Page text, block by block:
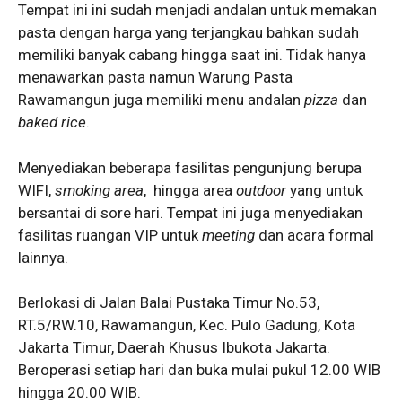
Tempat ini ini sudah menjadi andalan untuk memakan
pasta dengan harga yang terjangkau bahkan sudah
memiliki banyak cabang hingga saat ini. Tidak hanya
menawarkan pasta namun Warung Pasta
Rawamangun juga memiliki menu andalan pizza dan
baked rice.
Menyediakan beberapa fasilitas pengunjung berupa
WIFI, smoking area, hingga area outdoor yang untuk
bersantai di sore hari. Tempat ini juga menyediakan
fasilitas ruangan VIP untuk meeting dan acara formal
lainnya.
Berlokasi di Jalan Balai Pustaka Timur No.53,
RT.5/RW.10, Rawamangun, Kec. Pulo Gadung, Kota
Jakarta Timur, Daerah Khusus Ibukota Jakarta.
Beroperasi setiap hari dan buka mulai pukul 12.00 WIB
hingga 20.00 WIB.